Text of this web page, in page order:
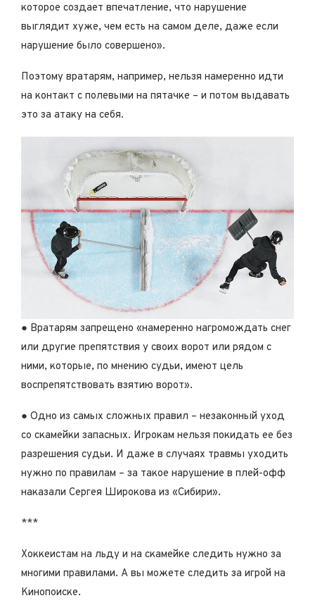
которое создает впечатление, что нарушение
выглядит хуже, чем есть на самом деле, даже если
нарушение было совершено».
Поэтому вратарям, например, нельзя намеренно идти
на контакт с полевыми на пятачке – и потом выдавать
это за атаку на себя.
● Вратарям запрещено «намеренно нагромождать снег
или другие препятствия у своих ворот или рядом с
ними, которые, по мнению судьи, имеют цель
воспрепятствовать взятию ворот».
● Одно из самых сложных правил – незаконный уход
со скамейки запасных. Игрокам нельзя покидать ее без
разрешения судьи. И даже в случаях травмы уходить
нужно по правилам – за такое нарушение в плей-офф
наказали Сергея Широкова из «Сибири».
***
Хоккеистам на льду и на скамейке следить нужно за
многими правилами. А вы можете следить за игрой на
Кинопоиске.